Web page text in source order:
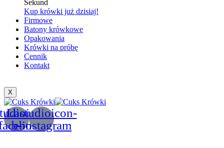
Sekund
Kup krówki już dzisiaj!
Firmowe
Batony krówkowe
Opakowania
Krówki na próbę
Cennik
Kontakt
X
Lastudioicon-
b-instagram